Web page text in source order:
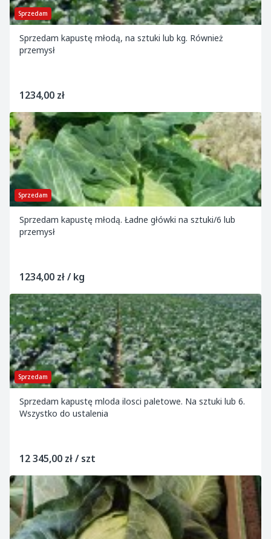
Sprzedam
Sprzedam kapustę młodą, na sztuki lub kg. Również
przemysł
1234,00 zł
Sprzedam
Sprzedam kapustę młodą. Ładne główki na sztuki/6 lub
przemysł
1234,00 zł / kg
Sprzedam
Sprzedam kapustę mloda ilosci paletowe. Na sztuki lub 6.
Wszystko do ustalenia
12 345,00 zł / szt